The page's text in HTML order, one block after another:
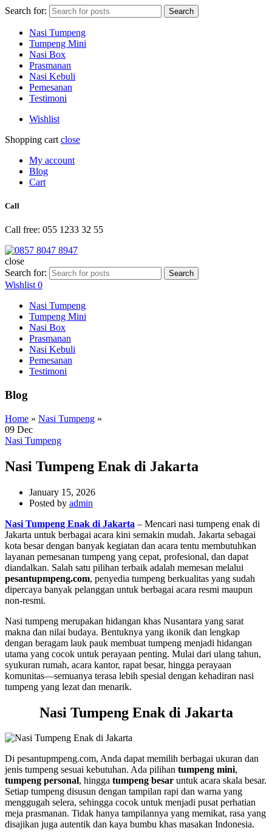
Search for: Search
Nasi Tumpeng
Tumpeng Mini
Nasi Box
Prasmanan
Nasi Kebuli
Pemesanan
Testimoni
Wishlist
Shopping cart close
My account
Blog
Cart
Call
Call free: 055 1233 32 55
close
Search for:
Search
Wishlist 0
Nasi Tumpeng
Tumpeng Mini
Nasi Box
Prasmanan
Nasi Kebuli
Pemesanan
Testimoni
Blog
Home » Nasi Tumpeng »
09 Dec
Nasi Tumpeng
Nasi Tumpeng Enak di Jakarta
January 15, 2026
Posted by admin
Nasi Tumpeng Enak di Jakarta – Mencari nasi tumpeng enak di
Jakarta untuk berbagai acara kini semakin mudah. Jakarta sebagai
kota besar dengan banyak kegiatan dan acara tentu membutuhkan
layanan pemesanan tumpeng yang cepat, profesional, dan dapat
diandalkan. Salah satu pilihan terbaik adalah memesan melalui
pesantupmpeng.com, penyedia tumpeng berkualitas yang sudah
dipercaya banyak pelanggan untuk berbagai acara resmi maupun
non-resmi.
Nasi tumpeng merupakan hidangan khas Nusantara yang sarat
makna dan nilai budaya. Bentuknya yang ikonik dan lengkap
dengan beragam lauk pauk membuat tumpeng menjadi hidangan
utama yang cocok untuk perayaan penting. Mulai dari ulang tahun,
syukuran rumah, acara kantor, rapat besar, hingga perayaan
komunitas—semuanya terasa lebih spesial dengan kehadiran nasi
tumpeng yang lezat dan menarik.
Nasi Tumpeng Enak di Jakarta
Di pesantupmpeng.com, Anda dapat memilih berbagai ukuran dan
jenis tumpeng sesuai kebutuhan. Ada pilihan tumpeng mini,
tumpeng personal, hingga tumpeng besar untuk acara skala besar.
Setiap tumpeng disusun dengan tampilan rapi dan warna yang
menggugah selera, sehingga cocok untuk menjadi pusat perhatian
meja prasmanan. Tidak hanya tampilannya yang memikat, rasa yang
disajikan juga autentik dan kaya bumbu khas masakan Indonesia.